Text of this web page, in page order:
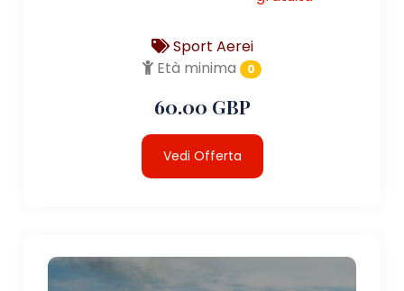
Sport Aerei
Età minima
0
60.00 GBP
Vedi Offerta